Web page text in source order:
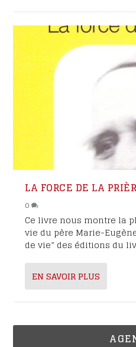
LA FORCE DE LA
0
Ce livre nous montre la
vie du père Marie-
de vie” des éditions du
EN SAVOIR PLUS